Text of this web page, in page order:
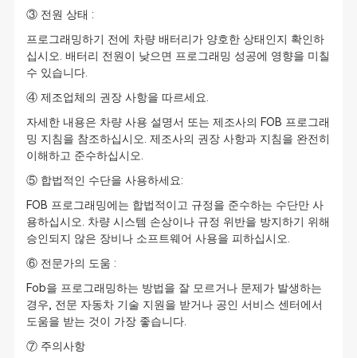
③ 전원 상태 :
프로그래밍하기 전에 차량 배터리가 양호한 상태인지 확인하
십시오. 배터리 전원이 낮으면 프로그래밍 성공에 영향을 미칠
수 있습니다.
④ 제조업체의 권장 사항을 따르세요.
자세한 내용은 차량 사용 설명서 또는 제조사의 FOB 프로그래
밍 지침을 참조하십시오. 제조사의 권장 사항과 지침을 완전히
이해하고 준수하십시오.
⑤ 합법적인 수단을 사용하세요:
FOB 프로그래밍에는 합법적이고 규정을 준수하는 수단만 사
용하십시오. 차량 시스템 손상이나 규정 위반을 방지하기 위해
승인되지 않은 장비나 소프트웨어 사용을 피하십시오.
⑥ 전문가의 도움 :
Fob을 프로그래밍하는 방법을 잘 모르거나 문제가 발생하는
경우, 전문 자동차 기술 지원을 받거나 공인 서비스 센터에서
도움을 받는 것이 가장 좋습니다.
⑦ 주의사항